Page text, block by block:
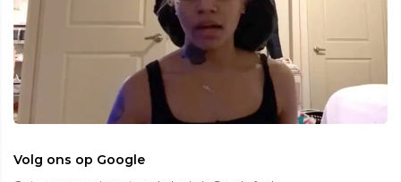
Volg ons op Google